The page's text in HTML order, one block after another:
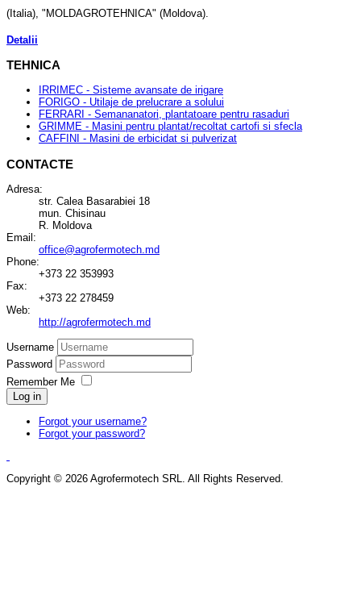
(Italia), "MOLDAGROTEHNICA" (Moldova).
Detalii
TEHNICA
IRRIMEC - Sisteme avansate de irigare
FORIGO - Utilaje de prelucrare a solului
FERRARI - Semananatori, plantatoare pentru rasaduri
GRIMME - Masini pentru plantat/recoltat cartofi si sfecla
CAFFINI - Masini de erbicidat si pulverizat
CONTACTE
Adresa:
str. Calea Basarabiei 18
mun. Chisinau
R. Moldova
Email:
office@agrofermotech.md
Phone:
+373 22 353993
Fax:
+373 22 278459
Web:
http://agrofermotech.md
Username
Password
Remember Me
Log in
Forgot your username?
Forgot your password?
Copyright © 2026 Agrofermotech SRL. All Rights Reserved.